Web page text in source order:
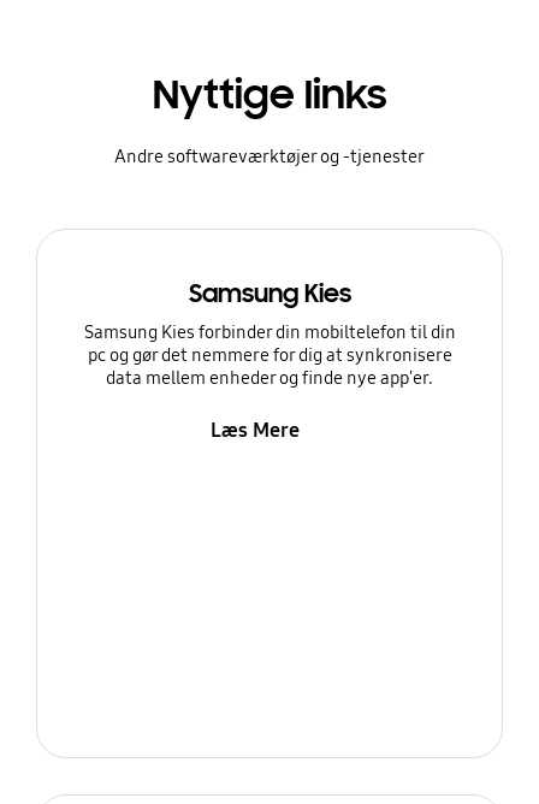
Nyttige links
Andre softwareværktøjer og -tjenester
Samsung Kies
Samsung Kies forbinder din mobiltelefon til din
pc og gør det nemmere for dig at synkronisere
data mellem enheder og finde nye app'er.
Læs Mere